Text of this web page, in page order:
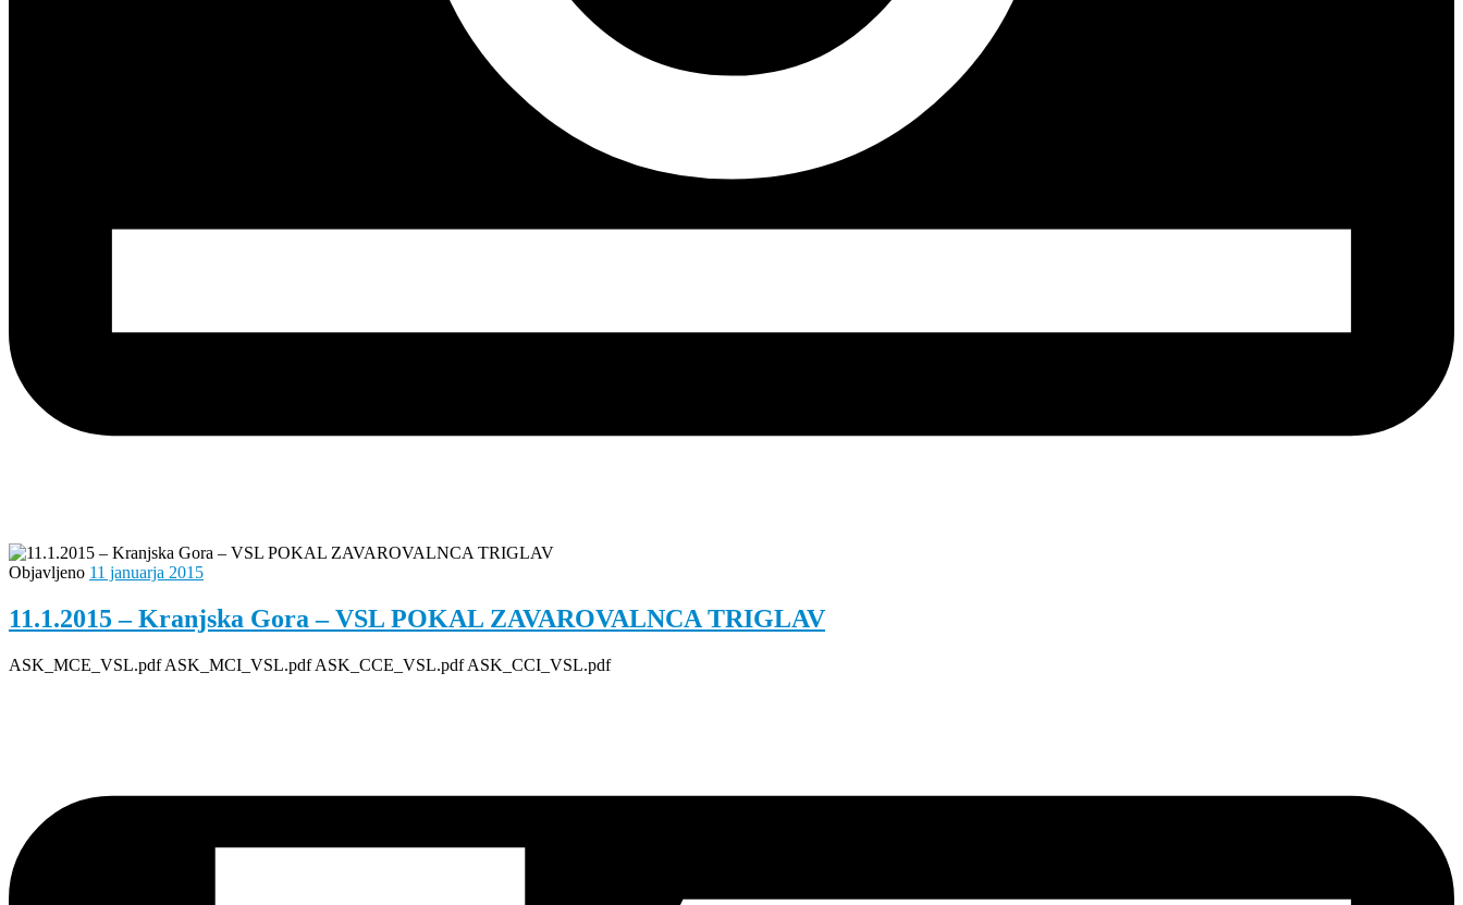
Objavljeno 11 januarja 2015
11.1.2015 – Kranjska Gora – VSL POKAL ZAVAROVALNCA TRIGLAV
ASK_MCE_VSL.pdf ASK_MCI_VSL.pdf ASK_CCE_VSL.pdf ASK_CCI_VSL.pdf